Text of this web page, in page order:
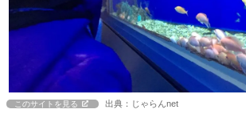
このサイトを見る 出典：じゃらんnet